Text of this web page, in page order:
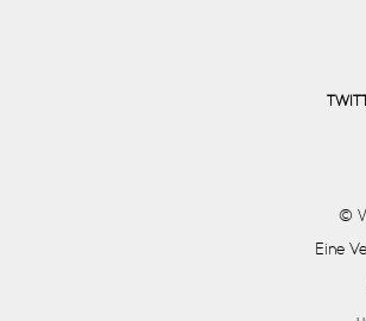
©
Eine